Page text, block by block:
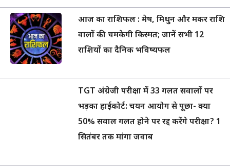
आज का राशिफल : मेष, मिथुन और मकर राशि
वालों की चमकेगी किस्मत; जानें सभी 12
राशियों का दैनिक भविष्यफल
TGT अंग्रेजी परीक्षा में 33 गलत सवालों पर
भड़का हाईकोर्ट: चयन आयोग से पूछा- क्या
50% सवाल गलत होने पर रद्द करेंगे परीक्षा? 1
सितंबर तक मांगा जवाब